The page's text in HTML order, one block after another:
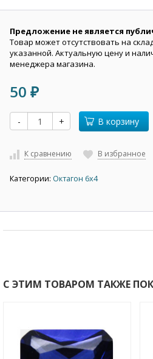
Предложение не является
Товар может отсутствовать на
указанной. Актуальную цену и
менеджера магазина.
50 ₽
- + В корзину
К сравнению В избранное
Категории: Октагон 6х4
С ЭТИМ ТОВАРОМ ТАКЖЕ